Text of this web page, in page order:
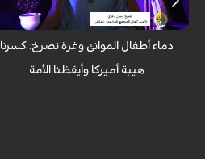
دماء أطفال الموانئ وغزة تصرخ: كسرنا
هيبة أميركا وأيقظنا الأمة